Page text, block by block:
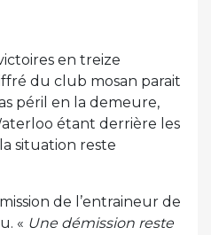
en treize
du club mosan parait
péril en la demeure,
étant derrière les
situation reste
de l’entraineur de
« Une démission reste